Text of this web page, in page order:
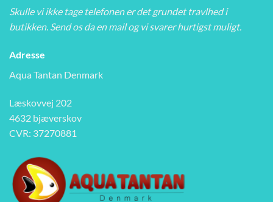
Skulle vi ikke tage telefonen er det grundet travlhed i
butikken. Send os da en mail og vi svarer hurtigst muligt.
Adresse
Aqua Tantan Denmark
Læskovvej 202
4632 bjæverskov
CVR: 37270881